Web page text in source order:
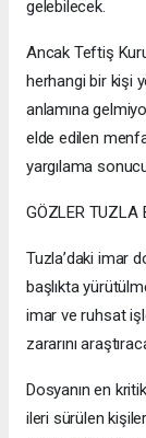
gelebilecek.
Ancak Teftiş
herhangi bir kişi
anlamına
elde edilen
yargılama
GÖZLER TUZLA
Tuzla’daki imar
başlıkta
imar ve ruhsat
zararını
Dosyanın en
ileri sürülen